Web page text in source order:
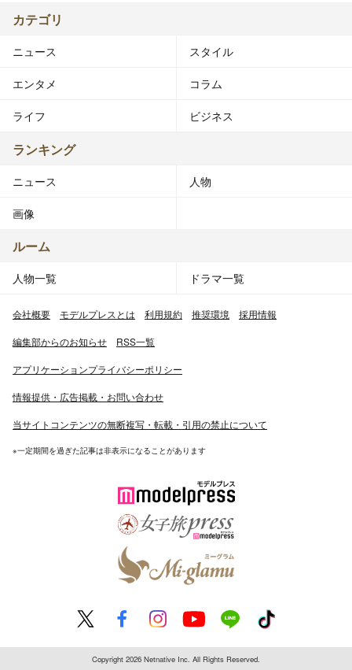
カテゴリ
ニュース スタイル
エンタメ コラム
ライフ ビジネス
ランキング
ニュース 人物
画像
ルーム
人物一覧 ドラマ一覧
会社概要 モデルプレスとは 利用規約 推奨環境 採用情報
編集部からのお知らせ RSS一覧
アプリケーションプライバシーポリシー
情報提供・広告掲載・お問い合わせ
当サイトコンテンツの無断複写・転載・引用の禁止について
※一定期間を過ぎた記事は非表示になることがあります
Copyright 2026 Netnative Inc. All Rights Reserved.